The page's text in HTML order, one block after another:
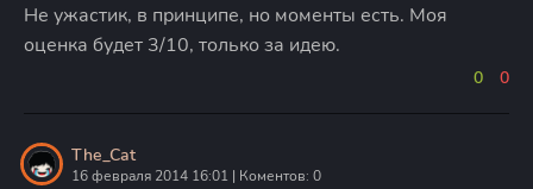
Не ужастик, в принципе, но моменты есть. Моя
оценка будет 3/10, только за идею.
0 0
The_Cat
16 февраля 2014 16:01 | Коментов: 0